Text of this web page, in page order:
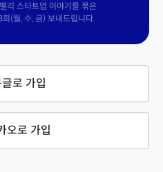
리 스타트업 이야기를 묶은
(월, 수, 금) 보내드립니다.
로 가입
오로 가입